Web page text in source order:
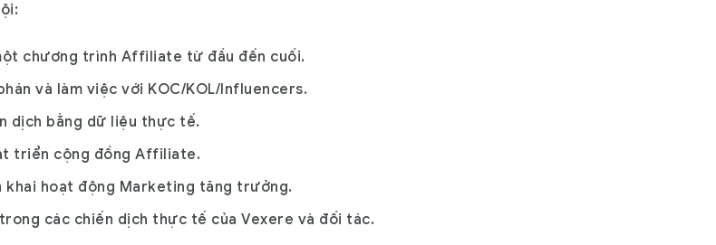
chương trình Affiliate từ đầu đến cuối.
và làm việc với KOC/KOL/Influencers.
dịch bằng dữ liệu thực tế.
triển cộng đồng Affiliate.
hoạt động Marketing tăng trưởng.
các chiến dịch thực tế của Vexere và đối tác.